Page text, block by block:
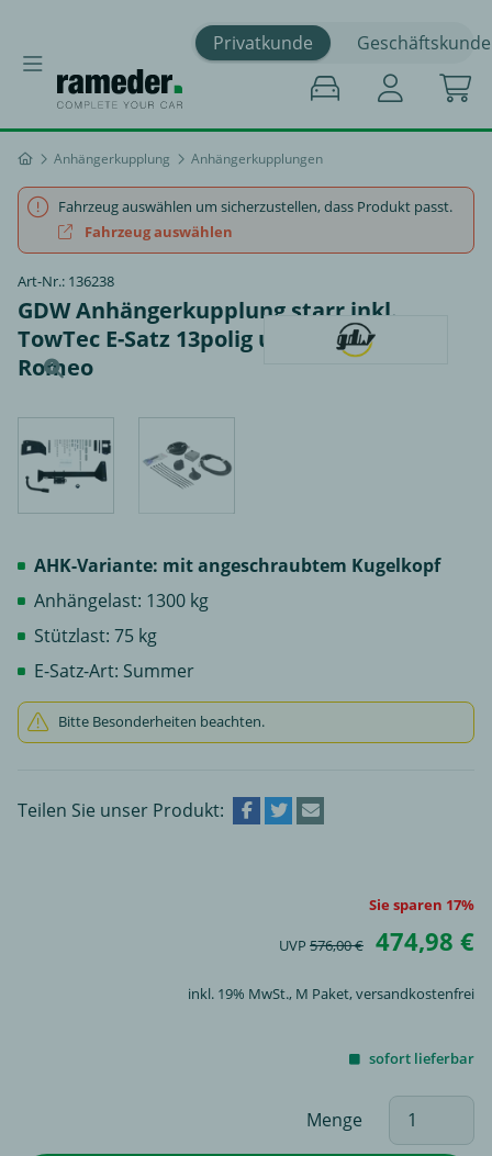
Privatkunde Geschäftskunde
Anhängerkupplung Anhängerkupplungen
Fahrzeug auswählen um sicherzustellen, dass Produkt passt.
Fahrzeug auswählen
Art-Nr.: 136238
GDW Anhängerkupplung starr inkl.
TowTec E-Satz 13polig universal - Alfa
Romeo
AHK-Variante: mit angeschraubtem Kugelkopf
Anhängelast: 1300 kg
Stützlast: 75 kg
E-Satz-Art: Summer
Bitte Besonderheiten beachten.
Teilen Sie unser Produkt:
Sie sparen 17%
UVP 576,00 € 474,98 €
inkl. 19% MwSt., M Paket, versandkostenfrei
sofort lieferbar
Menge